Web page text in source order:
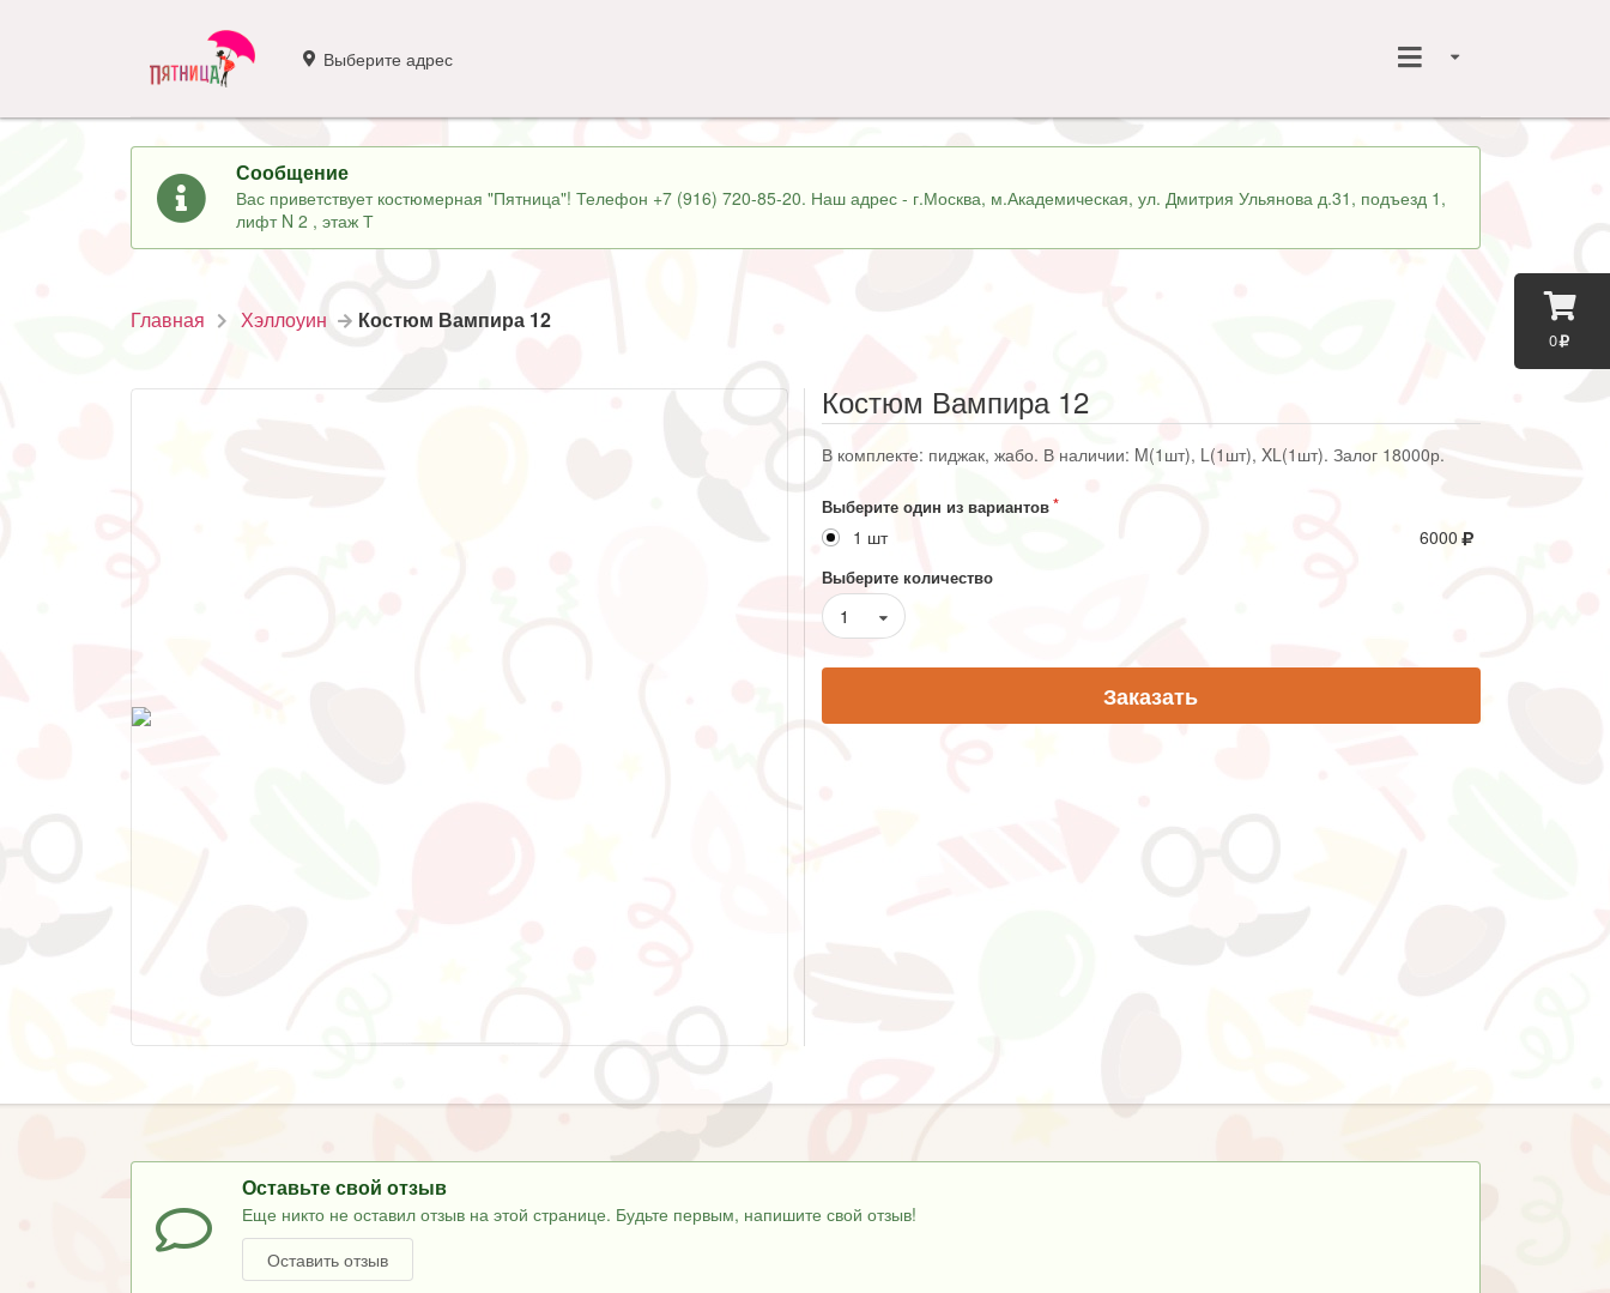
0
Выберите адрес
Сообщение
Вас приветствует костюмерная "Пятница"! Телефон +7 (916) 720-85-20. Наш адрес - г.Москва, м.Академическая, ул. Дмитрия Ульянова д.31, подъезд 1,
лифт N 2 , этаж Т
Главная Хэллоуин Костюм Вампира 12
Костюм Вампира 12
В комплекте: пиджак, жабо. В наличии: M(1шт), L(1шт), XL(1шт). Залог 18000р.
Выберите один из вариантов
1 шт 6000
Выберите количество
1
Заказать
Оставьте свой отзыв
Еще никто не оставил отзыв на этой странице. Будьте первым, напишите свой отзыв!
Оставить отзыв